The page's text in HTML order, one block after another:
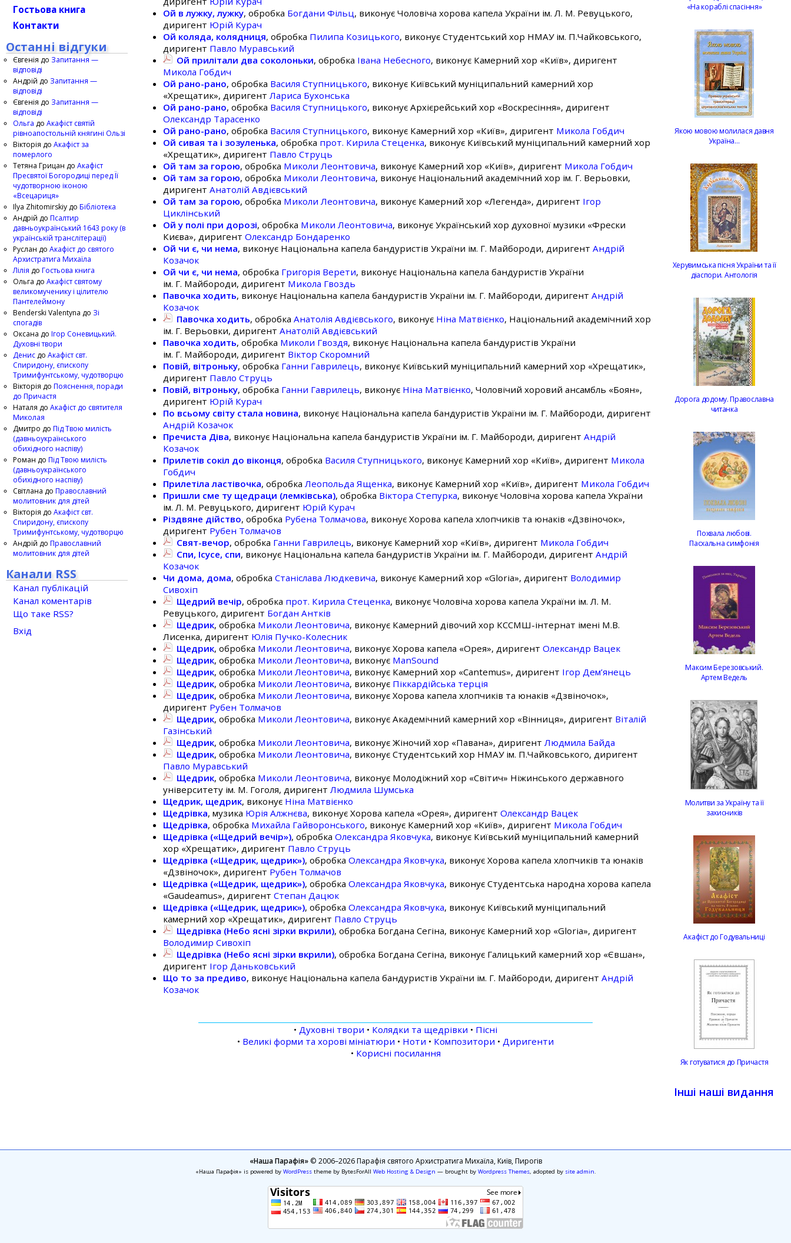
Ой в лужку, лужку, обробка Богдани Фільц, виконує Чоловіча хорова капела України ім. Л. М. Ревуцького,
диригент Юрій Курач
Ой коляда, колядниця, обробка Пилипа Козицького, виконує Студентський хор НМАУ ім. П.Чайковського,
диригент Павло Муравський
Ой прилітали два соколоньки, обробка Івана Небесного, виконує Камерний хор «Київ», диригент
Микола Гобдич
Ой рано-рано, обробка Василя Ступницького, виконує Київський муніципальний камерний хор
«Хрещатик», диригентЛариса Бухонська
Ой рано-рано, обробка Василя Ступницького, виконує Архієрейський хор «Воскресіння», диригент
Олександр Тарасенко
Ой рано-рано, обробка Василя Ступницького, виконує Камерний хор «Київ», диригент Микола Гобдич
Ой сивая та і зозуленька, обробка прот. Кирила Стеценка, виконує Київський муніципальний камерний хор
«Хрещатик», диригент Павло Струць
Ой там за горою, обробка Миколи Леонтовича, виконує Камерний хор «Київ», диригент Микола Гобдич
Ой там за горою, обробка Миколи Леонтовича, виконує Національний академічний хор ім. Г. Верьовки,
диригентАнатолій Авдієвський
Ой там за горою, обробка Миколи Леонтовича, виконує Камерний хор «Легенда», диригент Ігор
Циклінський
Ой у полі при дорозі, обробка Миколи Леонтовича, виконує Український хор духовної музики «Фрески
Києва», диригентОлександр Бондаренко
Ой чи є, чи нема, виконує Національна капела бандуристів України ім. Г. Майбороди, диригентАндрій
Козачок
Ой чи є, чи нема, обробка Григорія Верети, виконує Національна капела бандуристів України
ім. Г. Майбороди, диригент Микола Гвоздь
Павочка ходить, виконує Національна капела бандуристів України ім. Г. Майбороди, диригентАндрій
Козачок
Павочка ходить, обробкаАнатолія Авдієвського, виконує Ніна Матвієнко, Національний академічний хор
ім. Г. Верьовки, диригентАнатолій Авдієвський
Павочка ходить, обробка Миколи Гвоздя, виконує Національна капела бандуристів України
ім. Г. Майбороди, диригент Віктор Скоромний
Повій, вітроньку, обробка Ганни Гаврилець, виконує Київський муніципальний камерний хор «Хрещатик»,
диригент Павло Струць
Повій, вітроньку, обробка Ганни Гаврилець, виконує Ніна Матвієнко, Чоловічий хоровий ансамбль «Боян»,
диригент Юрій Курач
По всьому світу стала новина, виконує Національна капела бандуристів України ім. Г. Майбороди, диригент
Андрій Козачок
Пречиста Діва, виконує Національна капела бандуристів України ім. Г. Майбороди, диригентАндрій
Козачок
Прилетів сокіл до віконця, обробка Василя Ступницького, виконує Камерний хор «Київ», диригент Микола
Гобдич
Прилетіла ластівочка, обробкаЛеопольда Ященка, виконує Камерний хор «Київ», диригент Микола Гобдич
Пришли сме ту щедраци (лемківська), обробка Віктора Степурка, виконує Чоловіча хорова капела України
ім. Л. М. Ревуцького, диригент Юрій Курач
Різдвяне дійство, обробка Рубена Толмачова, виконує Хорова капела хлопчиків та юнаків «Дзвіночок»,
диригент Рубен Толмачов
Свят-вечор, обробка Ганни Гаврилець, виконує Камерний хор «Київ», диригент Микола Гобдич
Спи, Ісусе, спи, виконує Національна капела бандуристів України ім. Г. Майбороди, диригентАндрій
Козачок
Чи дома, дома, обробкаСтаніслава Людкевича, виконує Камерний хор «Gloria», диригент Володимир
Сивохіп
Щедрий вечір, обробка прот. Кирила Стеценка, виконує Чоловіча хорова капела України ім. Л. М.
Ревуцького, диригент Богдан Антків
Щедрик, обробка Миколи Леонтовича, виконує Камерний дівочий хор КССМШ-інтернат імені М.В.
Лисенка, диригент Юлія Пучко-Колесник
Щедрик, обробка Миколи Леонтовича, виконує Хорова капела «Орея», диригентОлександр Вацек
Щедрик, обробка Миколи Леонтовича, виконує ManSound
Щедрик, обробка Миколи Леонтовича, виконує Камерний хор «Cantemus», диригент Ігор Дем’янець
Щедрик, обробка Миколи Леонтовича, виконує Піккардійська терція
Щедрик, обробка Миколи Леонтовича, виконує Хорова капела хлопчиків та юнаків «Дзвіночок»,
диригент Рубен Толмачов
Щедрик, обробка Миколи Леонтовича, виконує Академічний камерний хор «Вінниця», диригент Віталій
Газінський
Щедрик, обробка Миколи Леонтовича, виконує Жіночий хор «Павана», диригентЛюдмила Байда
Щедрик, обробка Миколи Леонтовича, виконує Студентський хор НМАУ ім. П.Чайковського, диригент
Павло Муравський
Щедрик, обробка Миколи Леонтовича, виконує Молодіжний хор «Світич» Ніжинського державного
університету ім. М. Гоголя, диригентЛюдмила Шумська
Щедрик, щедрик, виконує Ніна Матвієнко
Щедрівка, музика Юрія Алжнєва, виконує Хорова капела «Орея», диригентОлександр Вацек
Щедрівка, обробка Михайла Гайворонського, виконує Камерний хор «Київ», диригент Микола Гобдич
Щедрівка («Щедрий вечір»), обробкаОлександра Яковчука, виконує Київський муніципальний камерний
хор «Хрещатик», диригент Павло Струць
Щедрівка («Щедрик, щедрик»), обробкаОлександра Яковчука, виконує Хорова капела хлопчиків та юнаків
«Дзвіночок», диригент Рубен Толмачов
Щедрівка («Щедрик, щедрик»), обробкаОлександра Яковчука, виконує Студентська народна хорова капела
«Gaudeamus», диригентСтепан Дацюк
Щедрівка («Щедрик, щедрик»), обробкаОлександра Яковчука, виконує Київський муніципальний
камерний хор «Хрещатик», диригент Павло Струць
Щедрівка (Небо ясні зірки вкрили), обробка Богдана Сегіна, виконує Камерний хор «Gloria», диригент
Володимир Сивохіп
Щедрівка (Небо ясні зірки вкрили), обробка Богдана Сегіна, виконує Галицький камерний хор «Євшан»,
диригент Ігор Даньковський
Що то за предиво, виконує Національна капела бандуристів України ім. Г. Майбороди, диригентАндрій
Козачок
• Духовні твори • Колядки та щедрівки • Пісні
• Великі форми та хорові мініатюри • Ноти • Композитори • Диригенти
• Корисні посилання
Гостьова книга
Контакти
Останні відгуки
Євгенія до Запитання —
відповіді
Андрій до Запитання —
відповіді
Євгенія до Запитання —
відповіді
Ольга до Акафіст святій
рівноапостольній княгині Ользі
Вікторія до Акафіст за
померлого
Тетяна Грицан до Акафіст
Пресвятої Богородиці перед Її
чудотворною іконою
«Всецариця»
Ilya Zhitomirskiy до Бібліотека
Андрій до Псалтир
давньоукраїнський 1643 року (в
українській транслітерації)
Руслан до Акафіст до святого
Архистратига Михаїла
Лілія до Гостьова книга
Ольга до Акафіст святому
великомученику і цілителю
Пантелеймону
Benderski Valentyna до Зі
спогадів
Оксана до Ігор Соневицький.
Духовні твори
Денис до Акафіст свт.
Спиридону, єпископу
Тримифунтському, чудотворцю
Вікторія до Пояснення, поради
до Причастя
Наталя до Акафіст до святителя
Миколая
Дмитро до Під Твою милість
(давньоукраїнського
обихідного наспіву)
Роман до Під Твою милість
(давньоукраїнського
обихідного наспіву)
Світлана до Православний
молитовник для дітей
Вікторія до Акафіст свт.
Спиридону, єпископу
Тримифунтському, чудотворцю
Андрій до Православний
молитовник для дітей
Канали RSS
Канал публікацій
Канал коментарів
Що таке RSS?
Вхід
«На кораблі спасіння»
Якою мовою молилася давня
Україна…
Херувимська пісня України та її
діаспори. Антологія
Дорога додому. Православна
читанка
Похвала любові.
Пасхальна симфонія
Максим Березовський.
Артем Ведель
Молитви за Україну та її
захисників
Акафіст до Годувальниці
Як готуватися до Причастя
Інші наші видання
«Наша Парафія»© 2006–2026 Парафія святого Архистратига Михаїла, Київ, Пирогів
«Наша Парафія» is powered by WordPresstheme by BytesForAll Web Hosting & Design — brought by Wordpress Themes, adopted by site admin.